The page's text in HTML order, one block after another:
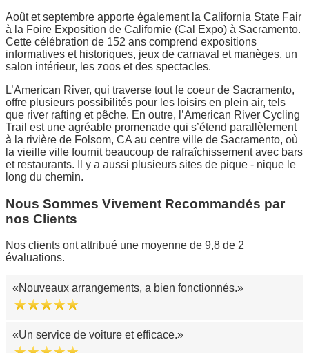
Août et septembre apporte également la California State Fair
à la Foire Exposition de Californie (Cal Expo) à Sacramento.
Cette célébration de 152 ans comprend expositions
informatives et historiques, jeux de carnaval et manèges, un
salon intérieur, les zoos et des spectacles.
L’American River, qui traverse tout le coeur de Sacramento,
offre plusieurs possibilités pour les loisirs en plein air, tels
que river rafting et pêche. En outre, l’American River Cycling
Trail est une agréable promenade qui s’étend parallèlement
à la rivière de Folsom, CA au centre ville de Sacramento, où
la vieille ville fournit beaucoup de rafraîchissement avec bars
et restaurants. Il y a aussi plusieurs sites de pique - nique le
long du chemin.
Nous Sommes Vivement Recommandés par
nos Clients
Nos clients ont attribué une moyenne de 9,8 de 2
évaluations.
Nouveaux arrangements, a bien fonctionnés.
Un service de voiture et efficace.